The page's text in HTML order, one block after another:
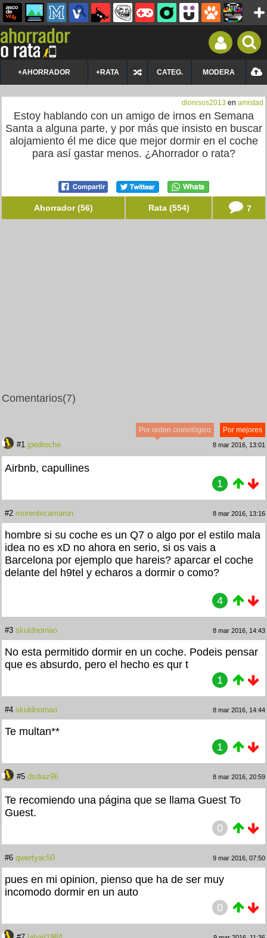
+AHORRADOR +RATA CATEG. MODERA
dionisos2013 en amistad
Estoy hablando con un amigo de irnos en Semana
Santa a alguna parte, y por más que insisto en buscar
alojamiento él me dice que mejor dormir en el coche
para así gastar menos. ¿Ahorrador o rata?
Ahorrador (56) Rata (554) 7
Comentarios(7)
Por mejores
Por orden cronológico
#1 jpedroche 8 mar 2016, 13:01
Airbnb, capullines
1
#2 morentecamaron 8 mar 2016, 13:16
hombre si su coche es un Q7 o algo por el estilo mala
idea no es xD no ahora en serio, si os vais a
Barcelona por ejemplo que hareis? aparcar el coche
delante del h9tel y echaros a dormir o como?
4
#3 skuldnornao 8 mar 2016, 14:43
No esta permitido dormir en un coche. Podeis pensar
que es absurdo, pero el hecho es qur t
1
#4 skuldnornao 8 mar 2016, 14:44
Te multan**
1
#5 dsdiaz96 8 mar 2016, 20:59
Te recomiendo una página que se llama Guest To
Guest.
0
#6 qwertyac50 9 mar 2016, 07:50
pues en mi opinion, pienso que ha de ser muy
incomodo dormir en un auto
0